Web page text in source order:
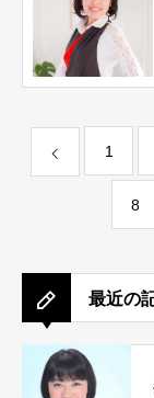
1
8
最近の